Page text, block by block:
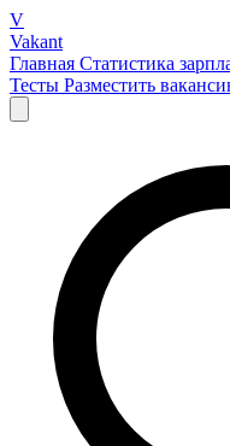
V
Vakant
Главная Статистика
Тесты Разместить